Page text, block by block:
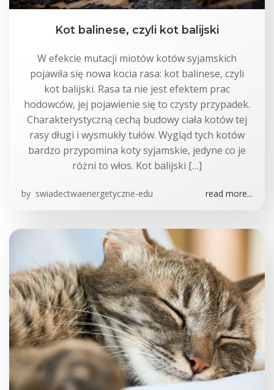
Kot balinese, czyli kot balijski
W efekcie mutacji miotów kotów syjamskich
pojawiła się nowa kocia rasa: kot balinese, czyli
kot balijski. Rasa ta nie jest efektem prac
hodowców, jej pojawienie się to czysty przypadek.
Charakterystyczną cechą budowy ciała kotów tej
rasy długi i wysmukły tułów. Wygląd tych kotów
bardzo przypomina koty syjamskie, jedyne co je
różni to włos. Kot balijski […]
by swiadectwaenergetyczne-edu read more...